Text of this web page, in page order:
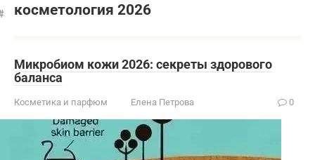
косметология 2026
Микробиом кожи 2026: секреты здорового
баланса
Косметика и парфюм Елена Петрова 0